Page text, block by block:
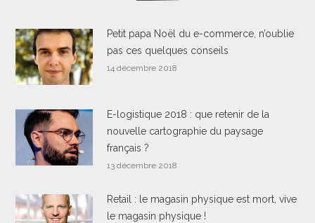
Petit papa Noël du e-commerce, n’oublie
pas ces quelques conseils
14 décembre 2018
E-logistique 2018 : que retenir de la
nouvelle cartographie du paysage
français ?
13 décembre 2018
Retail : le magasin physique est mort, vive
le magasin physique !